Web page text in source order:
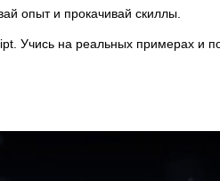
опыт и прокачивай скиллы.
Учись на реальных примерах и